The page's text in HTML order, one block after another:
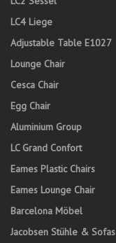
LC4 Liege
Adjustable Table E1027
Lounge Chair
Cesca Chair
Egg Chair
Aluminium Group
LC Grand Confort
Eames Plastic Chairs
Eames Lounge Chair
Barcelona Möbel
Jacobsen Stühle & Sofas